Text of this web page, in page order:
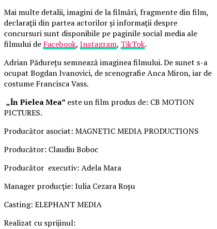
Mai multe detalii, imagini de la filmări, fragmente din film,
declarații din partea actorilor și informații despre
concursuri sunt disponibile pe paginile social media ale
filmului de Facebook, Instagram, TikTok.
Adrian Pădurețu semnează imaginea filmului. De sunet s-a
ocupat Bogdan Ivanovici, de scenografie Anca Miron, iar de
costume Francisca Vass.
„În Pielea Mea” este un film produs de: CB MOTION
PICTURES.
Producător asociat: MAGNETIC MEDIA PRODUCTIONS
Producător: Claudiu Boboc
Producător executiv: Adela Mara
Manager producție: Iulia Cezara Roșu
Casting: ELEPHANT MEDIA
Realizat cu sprijinul: